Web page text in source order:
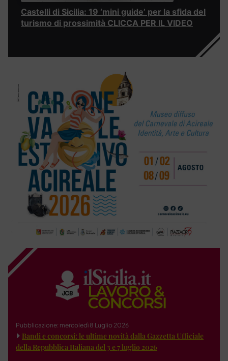
Castelli di Sicilia: 19 ‘mini guide’ per la sfida del
turismo di prossimità CLICCA PER IL VIDEO
Pubblicazione: mercoledì 8 Luglio 2026
Bandi e concorsi: le ultime novità dalla Gazzetta Ufficiale
della Repubblica Italiana del 3 e 7 luglio 2026